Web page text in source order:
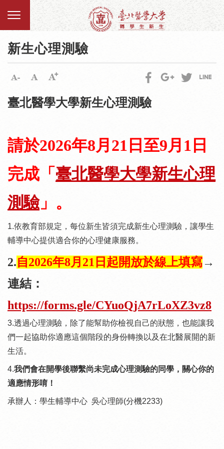
新生心理測驗
臺北醫學大學新生心理測驗
請於2026年8月21日至9月1日
完成「 臺北醫學大學新生心理
測驗」。
1.依教育部規定，每位新生皆須完成新生心理測驗，讓學生
輔導中心提供適合你的心理健康服務。
2.自2026年8月21日起開放於線上填寫→
連結：
https://forms.gle/CYuoQjA7rLoXZ3vz8
3.透過心理測驗，除了能幫助你檢視自己的狀態，也能讓我
們一起協助你適應這個階段的身份轉換以及在北醫展開的新
生活。
4.我們會在開學後聯繫尚未完成心理測驗的同學，關心你的
適應情形唷！
承辦人：學生輔導中心 吳心理師(分機2233)